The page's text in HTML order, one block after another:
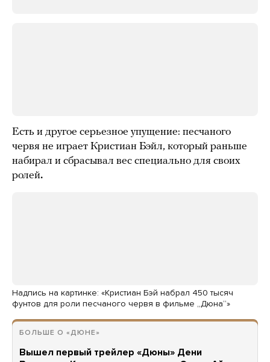
Есть и другое серьезное упущение: песчаного
червя не играет Кристиан Бэйл, который раньше
набирал и сбрасывал вес специально для своих
ролей.
Надпись на картинке: «Кристиан Бэй набрал 450 тысяч
фунтов для роли песчаного червя в фильме „Дюна“»
БОЛЬШЕ О «ДЮНЕ»
Вышел первый трейлер «Дюны» Дени